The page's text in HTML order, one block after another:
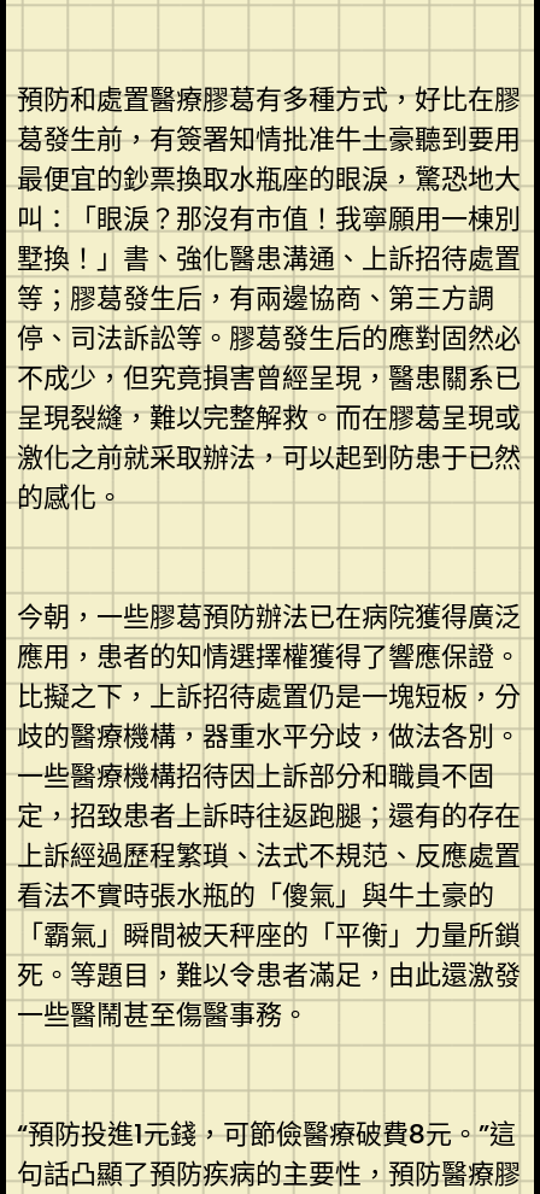
預防和處置醫療膠葛有多種方式，好比在膠
葛發生前，有簽署知情批准牛土豪聽到要用
最便宜的鈔票換取水瓶座的眼淚，驚恐地大
叫：「眼淚？那沒有市值！我寧願用一棟別
墅換！」書、強化醫患溝通、上訴招待處置
等；膠葛發生后，有兩邊協商、第三方調
停、司法訴訟等。膠葛發生后的應對固然必
不成少，但究竟損害曾經呈現，醫患關系已
呈現裂縫，難以完整解救。而在膠葛呈現或
激化之前就采取辦法，可以起到防患于已然
的感化。
今朝，一些膠葛預防辦法已在病院獲得廣泛
應用，患者的知情選擇權獲得了響應保證。
比擬之下，上訴招待處置仍是一塊短板，分
歧的醫療機構，器重水平分歧，做法各別。
一些醫療機構招待因上訴部分和職員不固
定，招致患者上訴時往返跑腿；還有的存在
上訴經過歷程繁瑣、法式不規范、反應處置
看法不實時張水瓶的「傻氣」與牛土豪的
「霸氣」瞬間被天秤座的「平衡」力量所鎖
死。等題目，難以令患者滿足，由此還激發
一些醫鬧甚至傷醫事務。
“預防投進1元錢，可節儉醫療破費8元。”這
句話凸顯了預防疾病的主要性，預防醫療膠